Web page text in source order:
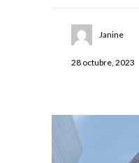
Janine
28 octubre, 2023